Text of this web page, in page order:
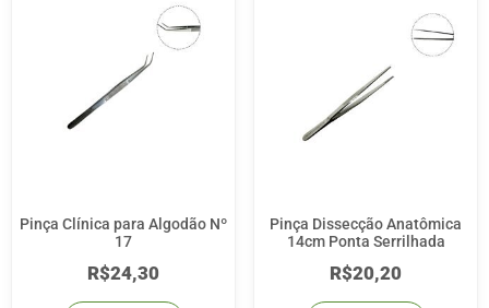
Pinça Clínica para Algodão Nº
17
R$24,30
Pinça Dissecção Anatômica
14cm Ponta Serrilhada
R$20,20